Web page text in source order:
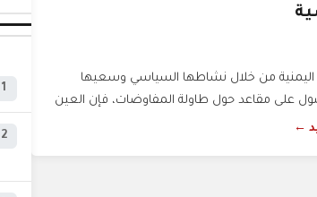
اليمنية من خلال نشاطها السياسي وسعيها
على مقاعد حول طاولة المفاوضات، فإن العين
←
1
2